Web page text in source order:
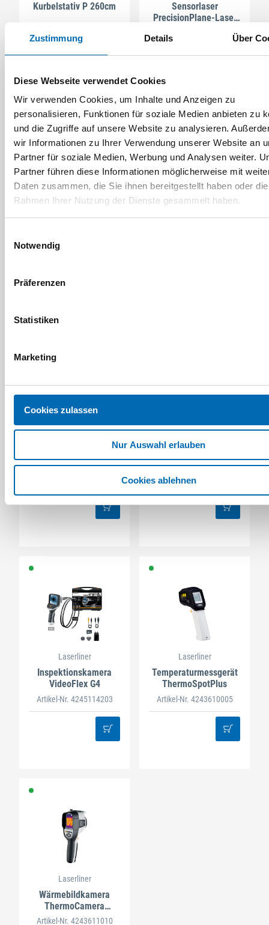
Zustimmung Details Über
Diese Webseite verwendet Cookies
Wir verwenden Cookies, um Inhalte und Anzeigen zu
personalisieren, Funktionen für soziale Medien anbieten zu
und die Zugriffe auf unsere Website zu analysieren.
wir Informationen zu Ihrer Verwendung unserer Website an
Partner für soziale Medien, Werbung und Analysen weiter.
Partner führen diese Informationen möglicherweise mit
Daten zusammen, die Sie ihnen bereitgestellt haben oder
Rahmen Ihrer Nutzung der Dienste gesammelt haben.
Notwendig
Präferenzen
Statistiken
Marketing
Cookies zulassen
Nur Auswahl erlauben
Cookies ablehnen
Kurbelstativ P 260cm
Artikel-Nr. 4256325100
Sensorlaser
PrecisionPlane-Laser
Artikel-Nr. 4256325030
RangeXtender G 60
Linienlaser X1-Laser
Linienlaser X2-Laser
Pro
Artikel-Nr. 4256325020
Laserliner
Inspektionskamera
VideoFlex G4
Artikel-Nr. 4245114203
Laserliner
Temperaturmessgerät
ThermoSpotPlus
Artikel-Nr. 4243610005
Laserliner
Wärmebildkamera
ThermoCamera
Connect
Artikel-Nr. 4243611010